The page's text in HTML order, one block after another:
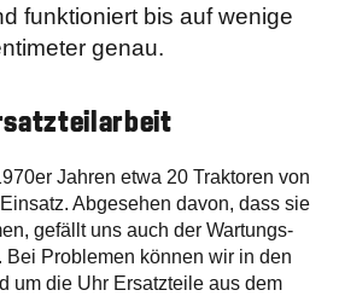
funktioniert bis auf wenige
genau.
Jahren etwa 20 Traktoren von
Abgesehen davon, dass sie
gefällt uns auch der Wartungs-
Bei Problemen können wir in den
um die Uhr Ersatzteile aus dem